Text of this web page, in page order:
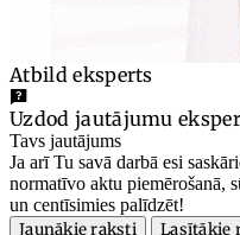
Atbild eksperts
Uzdod jautājumu
Tavs jautājums
Ja arī Tu savā darbā esi
normatīvo aktu piemērošanā,
un centīsimies palīdzēt!
Jaunākie raksti
Lasītākie